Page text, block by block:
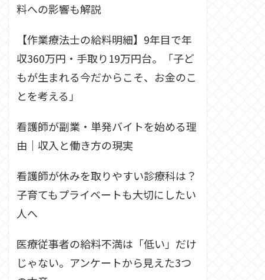
料への影響も解説
【作業療法士の給料明細】9年目で年
収360万円・手取り19万円台。「子ど
もが生まれる今だからこそ、お金のこ
とを考える」
看護師が副業・単発バイトを始める理
由｜収入と働き方の現実
看護師が休みを取りやすい診療科は？
子育てもプライベートも大切にしたい
人へ
医療従事者の給料不満は「低い」だけ
じゃない。アンケートから見えた3つ